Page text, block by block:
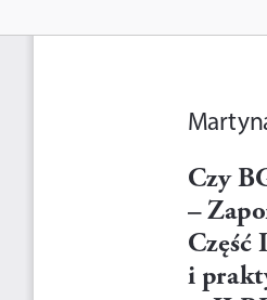
Czy
–
Część
i